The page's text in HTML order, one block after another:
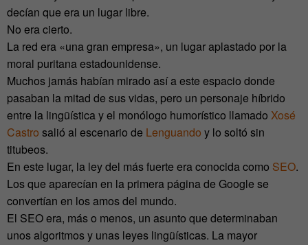
decían que era un lugar libre.
No era cierto.
La red era «una gran empresa», un lugar aplastado por la
moral puritana estadounidense.
Muchos jamás habían mirado así a este espacio donde
pasaban la mitad de sus vidas, pero un personaje híbrido
entre la lingüística y el monólogo humorístico llamado Xosé
Castro salió al escenario de Lenguando y lo soltó sin
titubeos.
En este lugar, la ley del más fuerte era conocida como SEO.
Los que aparecían en la primera página de Google se
convertían en los amos del mundo.
El SEO era, más o menos, un asunto que determinaban
unos algoritmos y unas leyes lingüísticas. La mayor